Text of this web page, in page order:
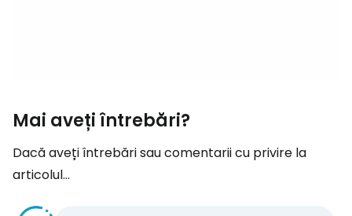
Mai aveți întrebări?
Dacă aveți întrebări sau comentarii cu privire la
articolul...